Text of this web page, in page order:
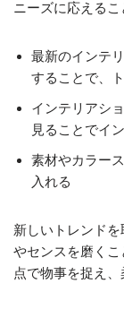
ニーズに応えるこ
最新のインテ
することで、
インテリアシ
見ることでイ
素材やカラー
入れる
新しいトレンド
やセンスを磨く
点で物事を捉え